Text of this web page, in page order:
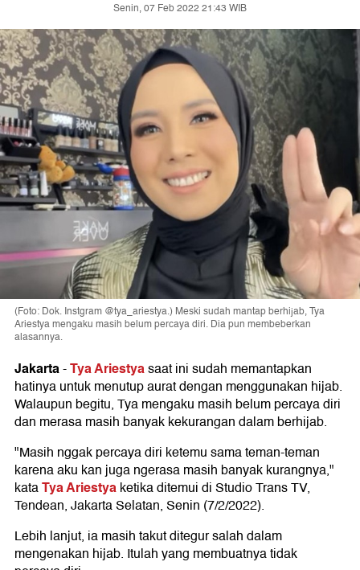
Senin, 07 Feb 2022 21:43 WIB
(Foto: Dok. Instgram @tya_ariestya.) Meski sudah mantap berhijab, Tya
Ariestya mengaku masih belum percaya diri. Dia pun membeberkan
alasannya.
Jakarta-Tya Ariestyasaat ini sudah memantapkan
hatinya untuk menutup aurat dengan menggunakan hijab.
Walaupun begitu, Tya mengaku masih belum percaya diri
dan merasa masih banyak kekurangan dalam berhijab.
"Masih nggak percaya diri ketemu sama teman-teman
karena aku kan juga ngerasa masih banyak kurangnya,"
kataTya Ariestyaketika ditemui di Studio Trans TV,
Tendean, Jakarta Selatan, Senin (7/2/2022).
Lebih lanjut, ia masih takut ditegur salah dalam
mengenakan hijab. Itulah yang membuatnya tidak